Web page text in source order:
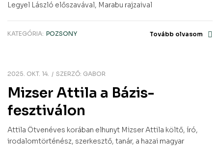
Legyel László előszavával, Marabu rajzaival
KATEGÓRIA: POZSONY Tovább olvasom
2025. OKT. 14. SZERZŐ: GABOR
Mizser Attila a Bázis-
fesztiválon
Attila Ötvenéves korában elhunyt Mizser Attila költő, író,
irodalomtörténész, szerkesztő, tanár, a hazai magyar